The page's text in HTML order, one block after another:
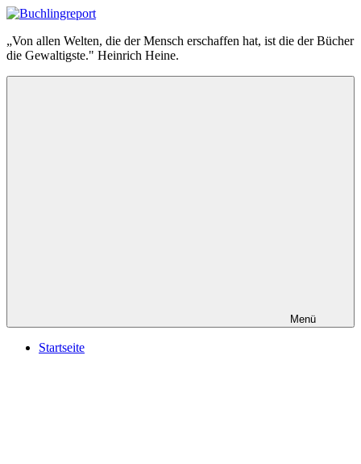
Zum
springen
Buchlingreport
„Von allen Welten, die der Mensch erschaffen hat, ist die der Bücher
die Gewaltigste." Heinrich Heine.
Menü
Startseite